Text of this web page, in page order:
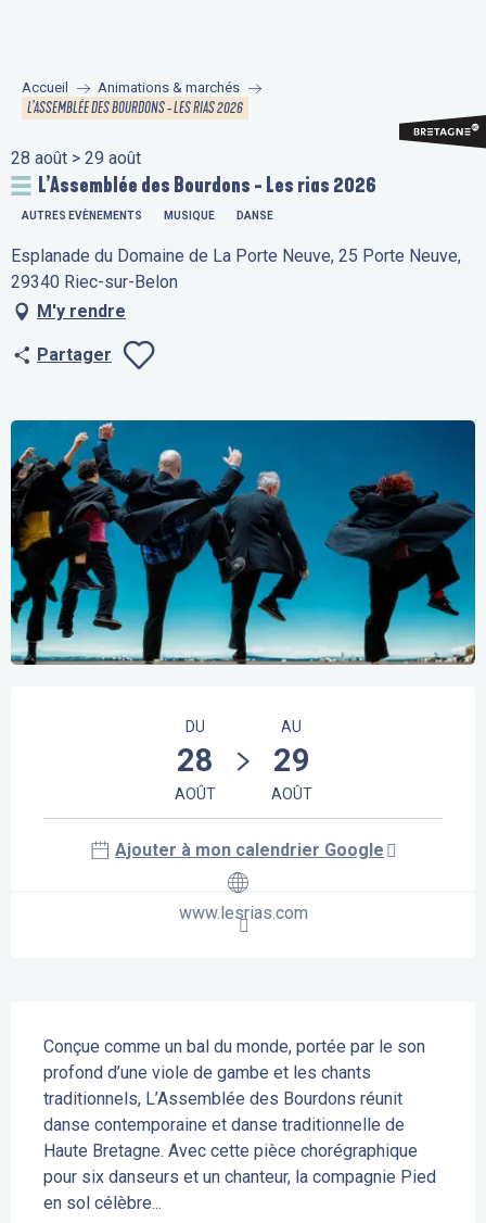
principal
Accueil Animations & marchés
L’ASSEMBLÉE DES BOURDONS - LES RIAS 2026
28 août > 29 août
L’Assemblée des Bourdons - Les rias 2026
AUTRES EVÈNEMENTS MUSIQUE DANSE
Esplanade du Domaine de La Porte Neuve, 25 Porte Neuve,
29340 Riec-sur-Belon
M'y rendre
Partager
DU
28
AOÛT
AU
29
AOÛT
Ajouter à mon calendrier Google
www.lesrias.com
Conçue comme un bal du monde, portée par le son
profond d’une viole de gambe et les chants
traditionnels, L’Assemblée des Bourdons réunit
danse contemporaine et danse traditionnelle de
Haute Bretagne. Avec cette pièce chorégraphique
pour six danseurs et un chanteur, la compagnie Pied
en sol célèbre...